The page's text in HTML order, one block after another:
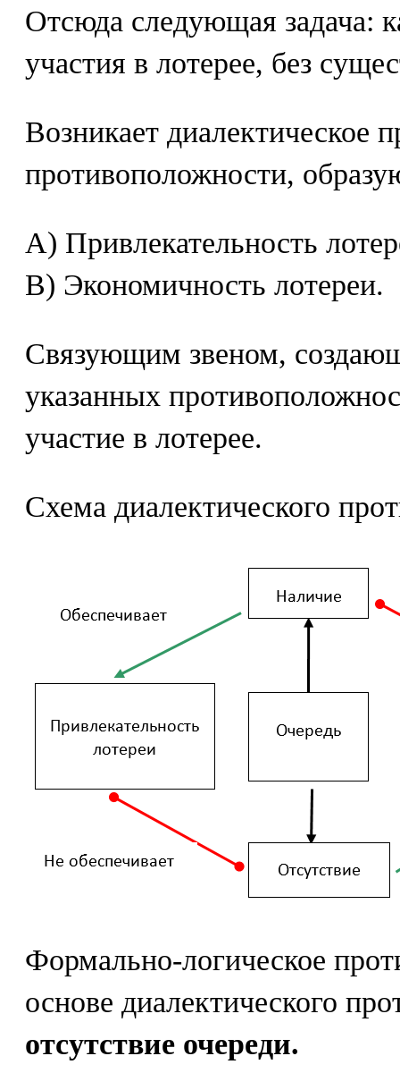
Отсюда следующая задача:
участия в лотерее, без
Возникает диалектическое
противоположности,
A) Привлекательность
B) Экономичность лотереи.
Связующим звеном,
указанных
участие в лотерее.
Схема диалектического
Формально-логическое
основе диалектического
отсутствие очереди.